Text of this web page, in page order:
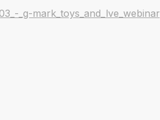
_g-mark_toys_and_lve_webinar